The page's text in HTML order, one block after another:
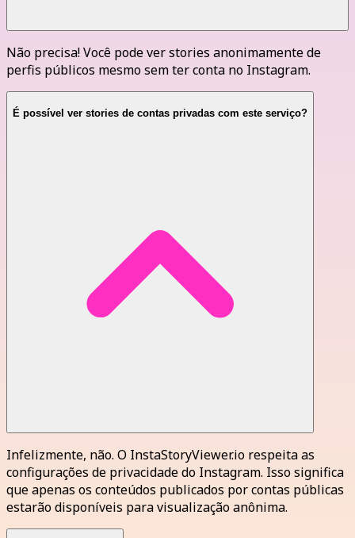
Não precisa! Você pode ver stories anonimamente de
perfis públicos mesmo sem ter conta no Instagram.
É possível ver stories de contas privadas com este serviço?
Infelizmente, não. O InstaStoryViewer.io respeita as
configurações de privacidade do Instagram. Isso significa
que apenas os conteúdos publicados por contas públicas
estarão disponíveis para visualização anônima.